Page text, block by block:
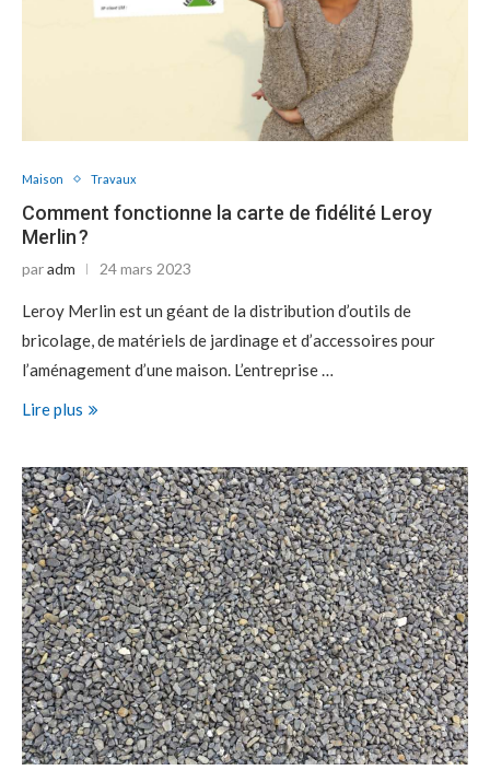
Maison Travaux
Comment fonctionne la carte de fidélité Leroy
Merlin ?
paradm 24 mars 2023
Leroy Merlin est un géant de la distribution d’outils de
bricolage, de matériels de jardinage et d’accessoires pour
l’aménagement d’une maison. L’entreprise …
Lire plus